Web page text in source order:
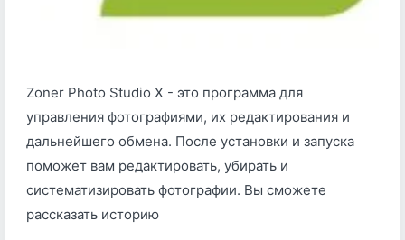
Zoner Photo Studio X - это программа для
управления фотографиями, их редактирования и
дальнейшего обмена. После установки и запуска
поможет вам редактировать, убирать и
систематизировать фотографии. Вы сможете
рассказать историю